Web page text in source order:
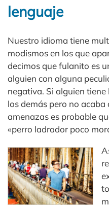
lenguaje
Nuestro idioma tiene
modismos en los que
decimos que fulanito es
alguien con alguna
negativa. Si alguien
los demás pero no acaba
amenazas es probable
«perro ladrador poco